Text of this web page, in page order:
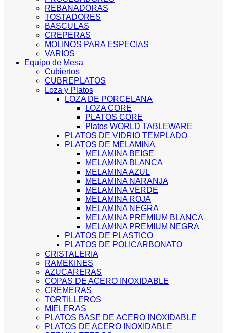
REBANADORAS
TOSTADORES
BASCULAS
CREPERAS
MOLINOS PARA ESPECIAS
VARIOS
Equipo de Mesa
Cubiertos
CUBREPLATOS
Loza y Platos
LOZA DE PORCELANA
LOZA CORE
PLATOS CORE
Platos WORLD TABLEWARE
PLATOS DE VIDRIO TEMPLADO
PLATOS DE MELAMINA
MELAMINA BEIGE
MELAMINA BLANCA
MELAMINA AZUL
MELAMINA NARANJA
MELAMINA VERDE
MELAMINA ROJA
MELAMINA NEGRA
MELAMINA PREMIUM BLANCA
MELAMINA PREMIUM NEGRA
PLATOS DE PLASTICO
PLATOS DE POLICARBONATO
CRISTALERIA
RAMEKINES
AZUCARERAS
COPAS DE ACERO INOXIDABLE
CREMERAS
TORTILLEROS
MIELERAS
PLATOS BASE DE ACERO INOXIDABLE
PLATOS DE ACERO INOXIDABLE